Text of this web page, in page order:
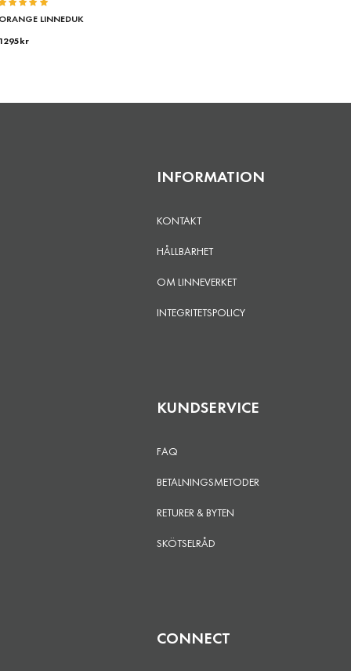
avLINNEDUK
kr
INFORMATION
KONTAKT
HÅLLBARHET
OM LINNEVERKET
INTEGRITETSPOLICY
KUNDSERVICE
FAQ
BETALNINGSMETODER
RETURER & BYTEN
SKÖTSELRÅD
CONNECT